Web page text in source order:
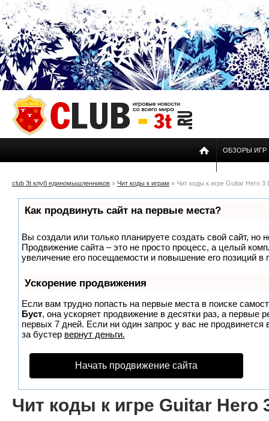
ОБЗОРЫ ИГР
club 3t клуб единомышленников » Чит коды к играм » Чит коды к игре Guitar Hero 3
Как продвинуть сайт на первые места?
Вы создали или только планируете создать свой сайт, но
Продвижение сайта – это не просто процесс, а целый
увеличение его посещаемости и повышение его позиций в
Ускорение продвижения
Если вам трудно попасть на первые места в поиске
Буст, она ускоряет продвижение в десятки раз, а первые
первых 7 дней. Если ни один запрос у вас не продвинется
за бустер вернут деньги.
Начать продвижение сайта
Чит коды к игре Guitar Hero